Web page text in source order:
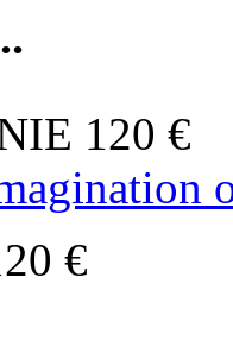
120 €
€